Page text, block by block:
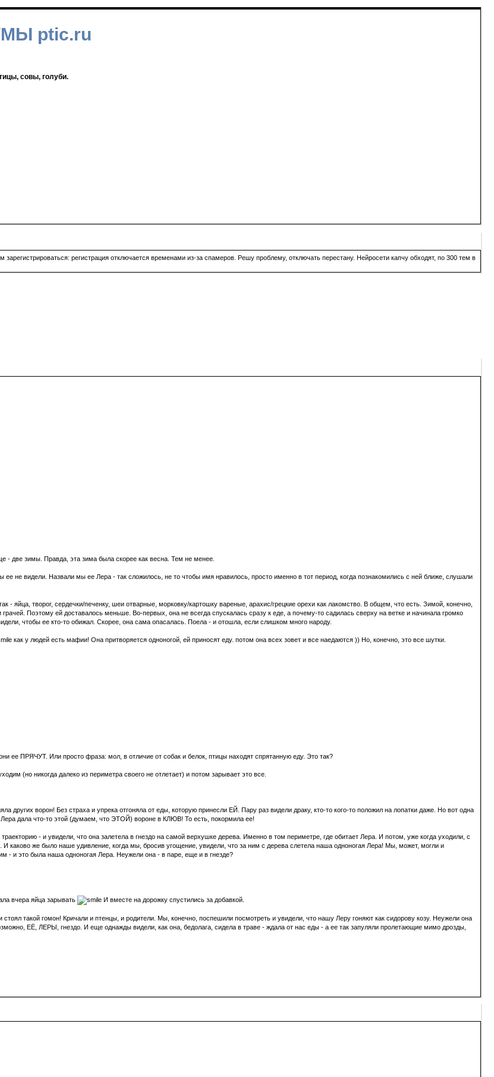
ptic.ru
совы, голуби.
регистрация отключается временами из-за спамеров. Решу проблему, отключать перестану. Нейросети капчу обходят, по 300 тем в
- две зимы. Правда, эта зима была скорее как весна. Тем не менее.
не видели. Назвали мы ее Лера - так сложилось, не то чтобы имя нравилось, просто именно в тот период, когда познакомились с ней ближе, слушали
яйца, творог, сердечки/печенку, шеи отварные, морковку/картошку вареные, арахис/грецкие орехи как лакомство. В общем, что есть. Зимой, конечно,
Поэтому ей доставалось меньше. Во-первых, она не всегда спускалась сразу к еде, а почему-то садилась сверху на ветке и начинала громко
чтобы ее кто-то обижал. Скорее, она сама опасалась. Поела - и отошла, если слишком много народу.
как у людей есть мафии! Она притворяется одноногой, ей приносят еду. потом она всех зовет и все наедаются )) Но, конечно, это все шутки.
ее ПРЯЧУТ. Или просто фраза: мол, в отличие от собак и белок, птицы находят спрятанную еду. Это так?
(но никогда далеко из периметра своего не отлетает) и потом зарывает это все.
других ворон! Без страха и упрека отгоняла от еды, которую принесли ЕЙ. Пару раз видели драку, кто-то кого-то положил на лопатки даже. Но вот одна
Лера дала что-то этой (думаем, что ЭТОЙ) вороне в КЛЮВ! То есть, покормила ее!
- и увидели, что она залетела в гнездо на самой верхушке дерева. Именно в том периметре, где обитает Лера. И потом, уже когда уходили, с
И каково же было наше удивление, когда мы, бросив угощение, увидели, что за ним с дерева слетела наша одноногая Лера! Мы, может, могли и
- и это была наша одноногая Лера. Неужели она - в паре, еще и в гнезде?
вчера яйца зарывать
И вместе на дорожку спустились за добавкой.
такой гомон! Кричали и птенцы, и родители. Мы, конечно, поспешили посмотреть и увидели, что нашу Леру гоняют как сидорову козу. Неужели она
ЕЁ, ЛЕРЫ, гнездо. И еще однажды видели, как она, бедолага, сидела в траве - ждала от нас еды - а ее так запуляли пролетающие мимо дрозды,